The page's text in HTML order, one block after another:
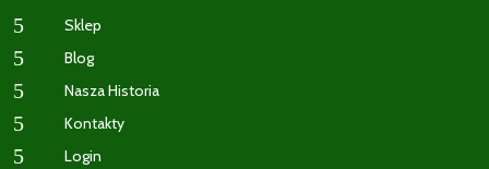
5 Sklep
5 Blog
5 Nasza Historia
5 Kontakty
5 Login